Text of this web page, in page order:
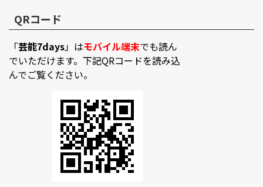
QRコード
「芸能7days」はモバイル端末でも読ん
でいただけます。下記QRコードを読み込
んでご覧ください。